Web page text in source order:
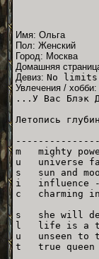
Имя: Ольга
Пол: Женский
Город: Москва
Домашняя
Девиз: No
Увлечения / хобби:
...У Вас Блэк
Летопись
m mighty
u universe
s sun and
i influence -
c charming
s she will
l life is a
u unseen to
t true queen